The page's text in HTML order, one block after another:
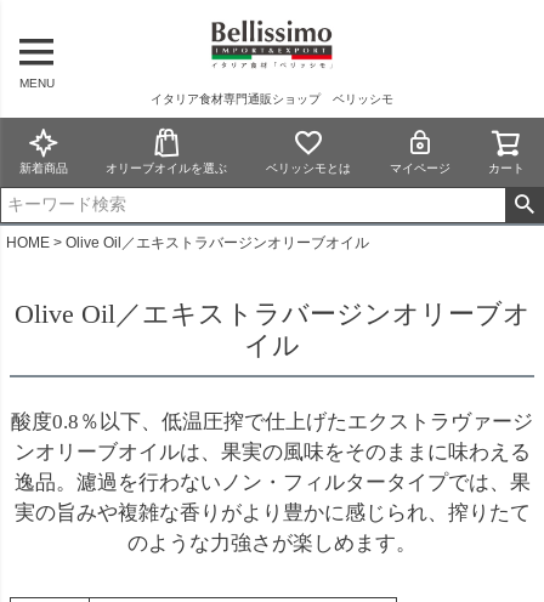
MENU
イタリア食材専門通販ショップ ベリッシモ
新着商品 オリーブオイルを選ぶ ベリッシモとは マイページ カート
HOME Olive Oil／エキストラバージンオリーブオイル
Olive Oil／エキストラバージンオリーブオ
イル
酸度0.8％以下、低温圧搾で仕上げたエクストラヴァージ
ンオリーブオイルは、果実の風味をそのままに味わえる
逸品。濾過を行わないノン・フィルタータイプでは、果
実の旨みや複雑な香りがより豊かに感じられ、搾りたて
のような力強さが楽しめます。